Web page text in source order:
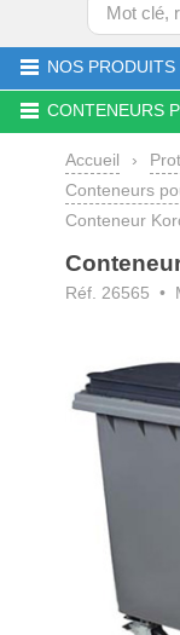
NOS PRODUITS
CONTENEURS
Accueil ›
Conteneurs
Conteneur
Réf. 26565 •